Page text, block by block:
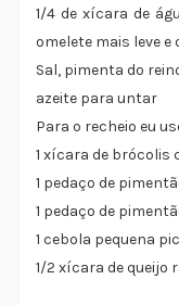
1/4 de xícara de
omelete mais leve e
Sal, pimenta do
azeite para untar
Para o recheio eu
1 xícara de brócolis
1 pedaço de
1 pedaço de
1 cebola pequena
1/2 xícara de queijo